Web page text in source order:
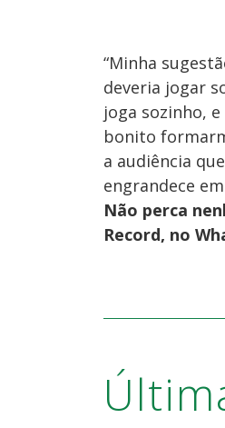
“Minha
deveria jogar
joga sozinho,
bonito
a audiência
engrandece
Não perca
Record, no